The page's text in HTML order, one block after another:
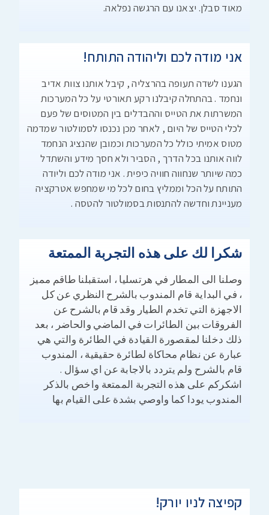
מאוד סבלן. יצאנו עם הרגשה נפלאה.
אני מודה לכם וליהודה התותח!
הגענו לשדה תעופה בהרצליה , קיבל אותנו צוות אדיב
ונחמד . בהתחלה קיבלנו רקע תאורטי על כל המערכות
המשרתות את הטייס וההבדלים בין המטוסים של פעם
לכלי הטייס של היום , לאחר מכן נכנסו לסמולטור שמדמה
מטוס אמיתי כולל כל המערכות וכמובן שהנציג הנחמד
לווה אותנו בכל הדרך , הסביר ולא חסך מידע והשתדל
כמה שיותר שנחווה חוויה כיפית . אני מודה לכם וליודה
התותח על הכל וממליץ בחום לכל מי שמחפש אטרקציה
מעניינת וחדשה להתנסות בסמולטור להטסה .
شكرا لك على هذه التجربة الممتعة
وصلنا الى المطار في هرتسليا ، استقبلنا طاقم مميز
، في البداية قام المندوب بالشرح النظري عن كل
الاجهزة التي تخدم الطيار وقد قام بالشرح عن
الفروقات بين الطائرات في الماضي والحاضر ، بعد
ذلك دخلنا لمقصورة القيادة في الطائرة والتي هي
عبارة عن نظام محاكاة لطائرة حقيقية ، المندوب
قام بالشرح ولم يتردد بالاجابة عن اي سؤال .
اشكركم على هذه التجربة الممتعة واخص بالذكر
المندوب يودا كما واوصي بشدة على القيام بها
קפיצה לניו יורק!